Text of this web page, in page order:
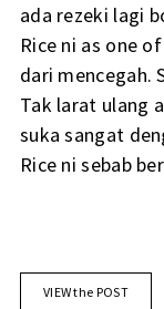
ada rezeki lagi
Rice ni as one
dari mencegah.
Tak larat ulang
suka sangat
Rice ni sebab
VIEW the POST